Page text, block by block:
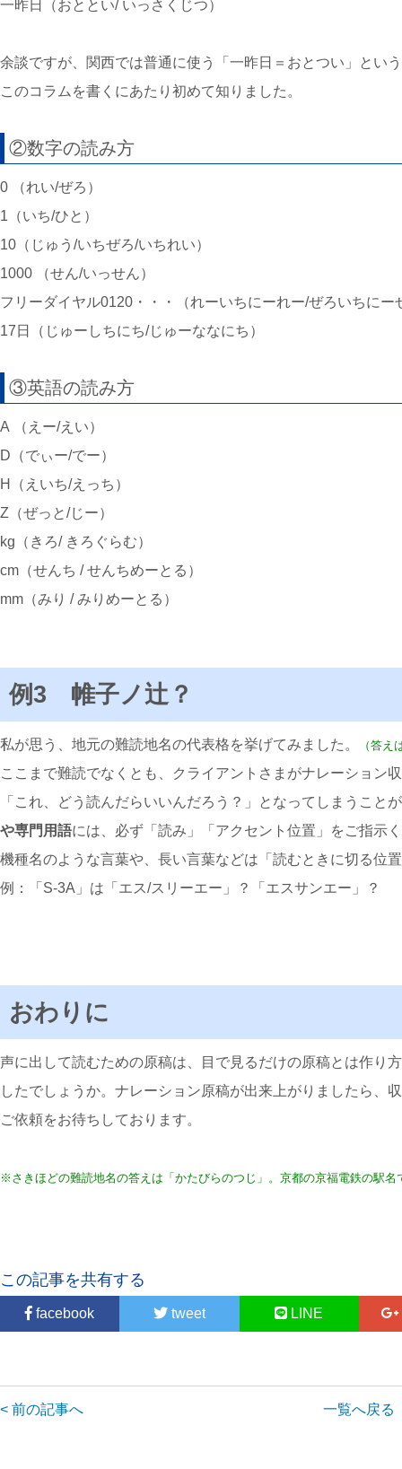
一昨日（おととい/ いっさくじつ）
余談ですが、関西では普通に使う「一昨日＝おとつい」とい
このコラムを書くにあたり初めて知りました。
②数字の読み方
0 （れい/ぜろ）
1（いち/ひと）
10（じゅう/いちぜろ/いちれい）
1000 （せん/いっせん）
フリーダイヤル0120・・・（れーいちにーれー/ぜろいちにー
17日（じゅーしちにち/じゅーななにち）
③英語の読み方
A （えー/えい）
D（でぃー/でー）
H（えいち/えっち）
Z（ぜっと/じー）
kg（きろ/ きろぐらむ）
cm（せんち / せんちめーとる）
mm（みり / みりめーとる）
例3 帷子ノ辻？
私が思う、地元の難読地名の代表格を挙げてみました。 （答え
ここまで難読でなくとも、クライアントさまがナレーション
「これ、どう読んだらいいんだろう？」となってしまうこと
や専門 用語には、必ず「読み」「アクセント位置」をご指示
機種名のような言葉や、長い言葉などは「読むときに切る位
例：「S-3A」は「エス/スリーエー」？「エスサンエー」？
おわりに
声に出して読むための原稿は、目で見るだけの原稿とは作り
したでしょうか。ナレーション原稿が出来上がりましたら、
ご依頼をお待ちしております。
※さきほどの難読地名の答えは「かたびらのつじ」。京都の京福電鉄の駅名
この記事を共有する
facebook tweet LINE
< 前の記事へ 一覧へ戻る